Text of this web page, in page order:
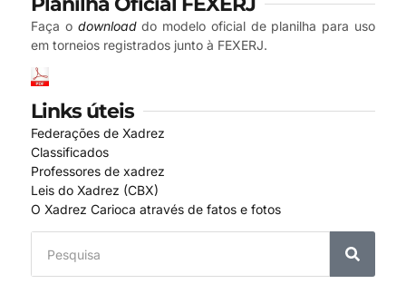
Faça o downloaddo modelo oficial de planilha para uso
em torneios registrados junto à FEXERJ.
Links úteis
Federações de Xadrez
Classificados
Professores de xadrez
Leis do Xadrez (CBX)
O Xadrez Carioca através de fatos e fotos